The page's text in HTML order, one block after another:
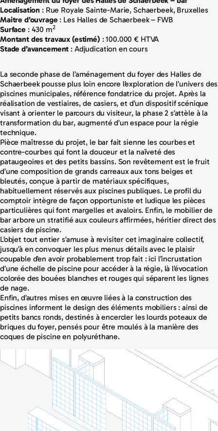
Localisation : Rue Royale Sainte-Marie, Schaerbeek, Bruxelles
Maitre d’ouvrage: Les Halles de Schaerbeek – FWB
Surface: 430 m2
Montant des travaux (estimé) : 100.000 € HTVA
Stade d’avancement : Adjudication en cours
La seconde phase de l’aménagement du foyer des Halles de
Schaerbeek pousse plus loin encore l’exploration de l’univers des
piscines municipales, référence fondatrice du projet. Après la
réalisation de vestiaires, de casiers, et d’un dispositif scénique
visant à orienter le parcours du visiteur, la phase 2 s’attèle à la
transformation du bar, augmenté d’un espace pour la régie
technique.
Pièce maîtresse du projet, le bar fait sienne les courbes et
contre-courbes qui font la douceur et la naïveté des
pataugeoires et des petits bassins. Son revêtement est le fruit
d’une composition de grands carreaux aux tons beiges et
bleutés, conçue à partir de matériaux spécifiques,
habituellement réservés aux piscines publiques. Le profil du
comptoir intègre de façon opportuniste et ludique les pièces
particulières qui font margelles et avaloirs. Enfin, le mobilier de
bar arbore un stratifié aux couleurs affirmées, héritier direct des
casiers de piscine.
L’objet tout entier s’amuse à revisiter cet imaginaire collectif,
jusqu’à en convoquer les plus menus détails avec le plaisir
coupable d’en avoir probablement trop fait : ici l’incrustation
d’une échelle de piscine pour accéder à la régie, là l’évocation
colorée des bouées blanches et rouges qui séparent les lignes
de nage.
Enfin, d’autres mises en œuvre liées à la construction des
piscines informent le design des éléments mobiliers : ainsi de
petits bancs ronds, destinés à encercler les lourds poteaux de
briques du foyer, pensés pour être moulés à la manière des
coques de piscine en polyuréthane.